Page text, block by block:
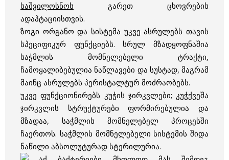
საშვილოსნოს გარეთ ცხოვრების
ადაპტაციისთვის.
ზოგი ორგანო და სისტემა უკვე ასრულებს თავის
სპეციფიკურ ფუნქციებს. სრულ მზადყოფნაშია
საჭმლის მომნელებელი ტრაქტი,
ჩამოყალიბებულია ნაწლავები და სუსტად, მაგრამ
მაინც ასრულებს პერისტალტურ მოძრაობებს.
უკვე ფუნქციონირებს კუჭის ჯირკვლები; კუჭქვეშა
ჯირკვლის სტრუქტურები ფორმირებულია და
მზადაა, საჭმლის მომნელებელ პროცესში
ჩაერთოს. საჭმლის მომნელებელი სისტემის შიდა
ნაწილი აბსოლუტურად სტერილურია.